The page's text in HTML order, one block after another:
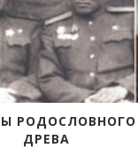
МОЕЙ
ГРОМОВЫХ